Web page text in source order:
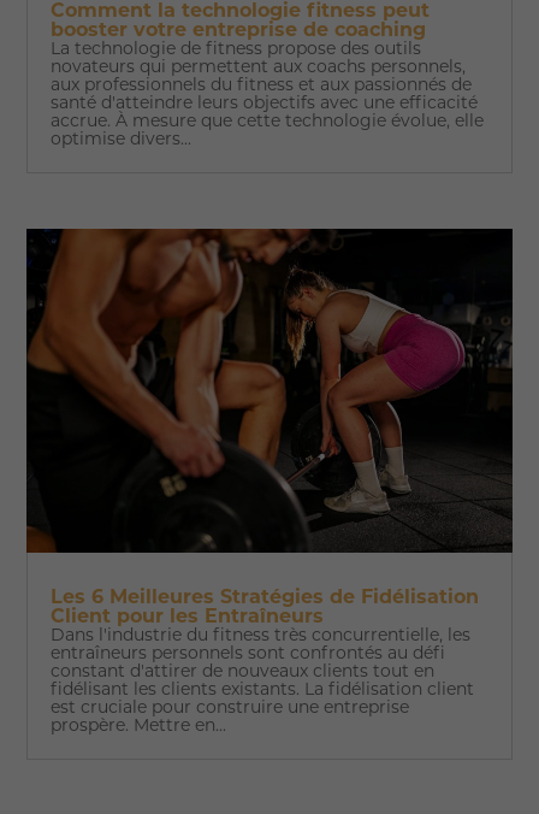
Comment la technologie fitness peut
booster votre entreprise de coaching
La technologie de fitness propose des outils
novateurs qui permettent aux coachs personnels,
aux professionnels du fitness et aux passionnés de
santé d'atteindre leurs objectifs avec une efficacité
accrue. À mesure que cette technologie évolue, elle
optimise divers...
Les 6 Meilleures Stratégies de Fidélisation
Client pour les Entraîneurs
Dans l'industrie du fitness très concurrentielle, les
entraîneurs personnels sont confrontés au défi
constant d'attirer de nouveaux clients tout en
fidélisant les clients existants. La fidélisation client
est cruciale pour construire une entreprise
prospère. Mettre en...